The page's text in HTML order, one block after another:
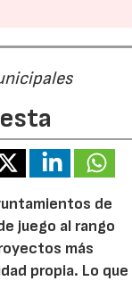
de
juego al rango
más
propia. Lo que